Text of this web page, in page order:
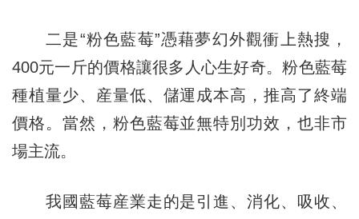
二是“粉色藍莓”憑藉夢幻外觀衝上熱搜，
400元一斤的價格讓很多人心生好奇。粉色藍莓
種植量少、産量低、儲運成本高，推高了終端
價格。當然，粉色藍莓並無特別功效，也非市
場主流。
我國藍莓産業走的是引進、消化、吸收、